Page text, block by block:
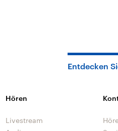
Entdecken
Hören
Livestream